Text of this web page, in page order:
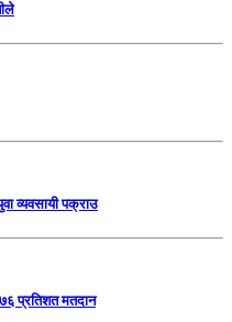
व्यवसायी पक्राउ
प्रतिशत मतदान